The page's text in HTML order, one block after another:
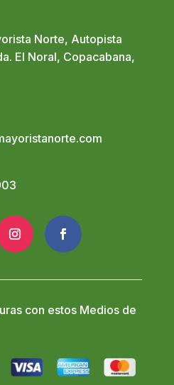
Norte, Autopista
El Noral, Copacabana,
con estos Medios de